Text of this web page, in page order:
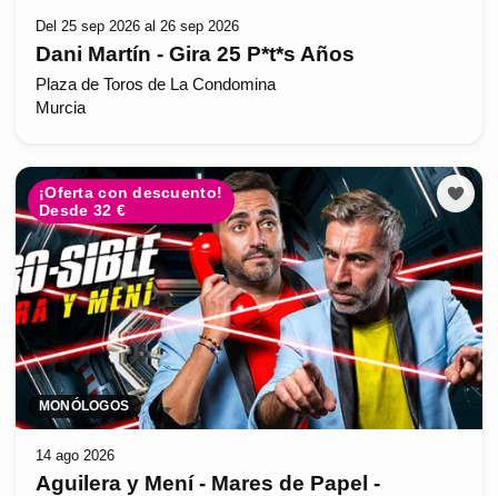
Del 25 sep 2026 al 26 sep 2026
Dani Martín - Gira 25 P*t*s Años
Plaza de Toros de La Condomina
Murcia
¡Oferta con descuento!
Desde 32 €
MONÓLOGOS
14 ago 2026
Aguilera y Mení - Mares de Papel -